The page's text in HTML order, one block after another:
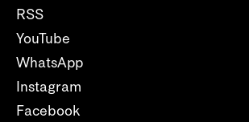
RSS
YouTube
WhatsApp
Instagram
Facebook